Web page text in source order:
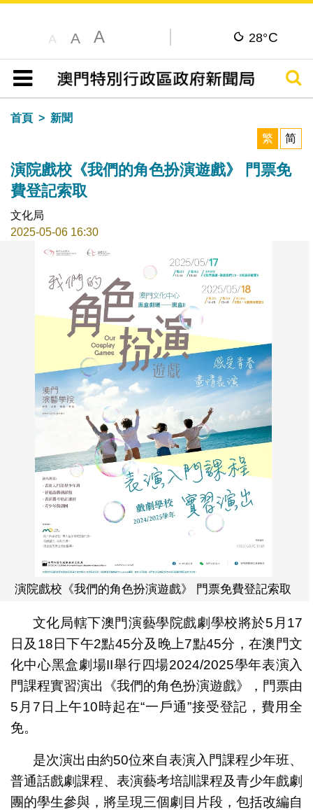
A A A 28°C
目錄
搜尋
首頁
新聞
繁
简
演院戲校《我們的角色扮演遊戲》 門票免
費登記索取
文化局
2025-05-06 16:30
演院戲校《我們的角色扮演遊戲》 門票免費登記索取
文化局轄下澳門演藝學院戲劇學校將於5月17
日及18日下午2點45分及晚上7點45分，在澳門文
化中心黑盒劇場II舉行四場2024/2025學年表演入
門課程實習演出《我們的角色扮演遊戲》，門票由
5月7日上午10時起在“一戶通”接受登記，費用全
免。
是次演出由約50位來自表演入門課程少年班、
普通話戲劇課程、表演藝考培訓課程及青少年戲劇
團的學生參與，將呈現三個劇目片段，包括改編自